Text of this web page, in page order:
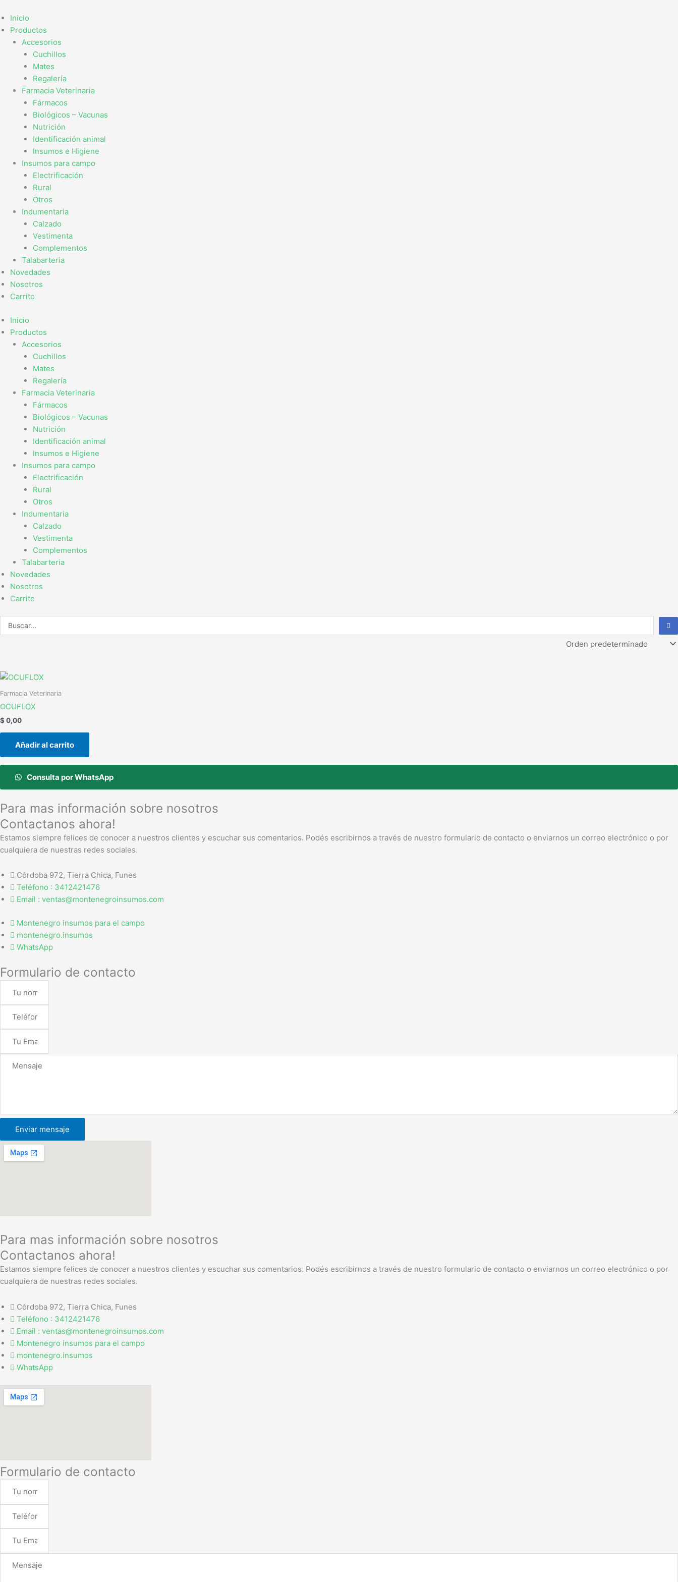
al
contenido
Inicio
Productos
Accesorios
Cuchillos
Mates
Regalería
Farmacia Veterinaria
Fármacos
Biológicos – Vacunas
Nutrición
Identificación animal
Insumos e Higiene
Insumos para campo
Electrificación
Rural
Otros
Indumentaria
Calzado
Vestimenta
Complementos
Talabarteria
Novedades
Nosotros
Carrito
Inicio
Productos
Accesorios
Cuchillos
Mates
Regalería
Farmacia Veterinaria
Fármacos
Biológicos – Vacunas
Nutrición
Identificación animal
Insumos e Higiene
Insumos para campo
Electrificación
Rural
Otros
Indumentaria
Calzado
Vestimenta
Complementos
Talabarteria
Novedades
Nosotros
Carrito
Search
...
Farmacia Veterinaria
OCUFLOX
$0,00
Añadir al carrito
Consulta por WhatsApp
Para mas información sobre nosotros
Contactanos ahora!
Estamos siempre felices de conocer a nuestros clientes y escuchar sus comentarios. Podés escribirnos a través de nuestro formulario de contacto o enviarnos un correo electrónico o por
cualquiera de nuestras redes sociales.
Córdoba 972, Tierra Chica, Funes
Teléfono : 3412421476
Email : ventas@montenegroinsumos.com
Montenegro insumos para el campo
montenegro.insumos
WhatsApp
Formulario de contacto
Enviar mensaje
Para mas información sobre nosotros
Contactanos ahora!
Estamos siempre felices de conocer a nuestros clientes y escuchar sus comentarios. Podés escribirnos a través de nuestro formulario de contacto o enviarnos un correo electrónico o por
cualquiera de nuestras redes sociales.
Córdoba 972, Tierra Chica, Funes
Teléfono : 3412421476
Email : ventas@montenegroinsumos.com
Montenegro insumos para el campo
montenegro.insumos
WhatsApp
Formulario de contacto